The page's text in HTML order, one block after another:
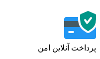
آنلاین امن